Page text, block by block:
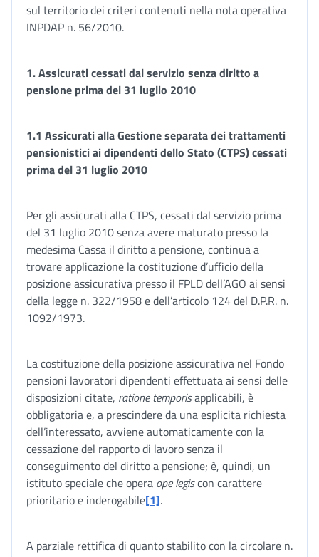
sul territorio dei criteri contenuti nella nota operativa
INPDAP n. 56/2010.
1.Assicurati cessati dal servizio senza diritto a
pensione prima del 31 luglio 2010
1.1 Assicurati alla Gestione separata dei trattamenti
pensionistici ai dipendenti dello Stato (CTPS) cessati
prima del 31 luglio 2010
Per gli assicurati alla CTPS, cessati dal servizio prima
del 31 luglio 2010 senza avere maturato presso la
medesima Cassa il diritto a pensione, continua a
trovare applicazione la costituzione d’ufficio della
posizione assicurativa presso il FPLD dell’AGO ai sensi
della legge n. 322/1958 e dell’articolo 124 del D.P.R. n.
1092/1973.
La costituzione della posizione assicurativa nel Fondo
pensioni lavoratori dipendenti effettuata ai sensi delle
disposizioni citate, ratione temporisapplicabili, è
obbligatoria e, a prescindere da una esplicita richiesta
dell’interessato, avviene automaticamente con la
cessazione del rapporto di lavoro senza il
conseguimento del diritto a pensione; è, quindi, un
istituto speciale che opera ope legiscon carattere
prioritario e inderogabile[1].
A parziale rettifica di quanto stabilito con la circolare n.